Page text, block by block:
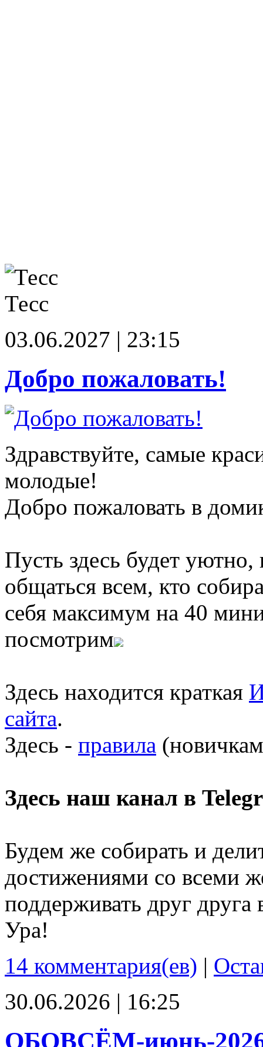
Тесс
03.06.2027 | 23:15
Добро пожаловать!
Здравствуйте, самые
молодые!
Добро пожаловать в
Пусть здесь будет
общаться всем, кто
себя максимум на 40
посмотрим
Здесь находится краткая
сайта.
Здесь - правила
Здесь наш канал в
Будем же собирать и
достижениями со всеми
поддерживать друг
Ура!
14 комментария(ев) |
30.06.2026 | 16:25
ОБОВСЁМ-июнь-